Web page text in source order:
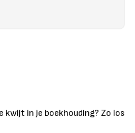
kwijt in je boekhouding? Zo los